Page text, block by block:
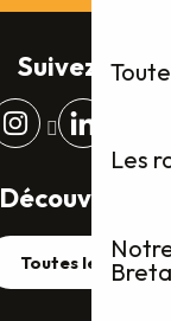
Les
Suivez-nous
Découvrez plus
Toutes les visites